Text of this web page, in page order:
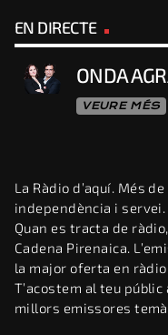
EN DIRECTE
ONDA
VEURE MÉS
La Ràdio d’aquí. Més
independència i servei.
Quan es tracta de
Cadena Pirenaica.
la major oferta en
T’acostem al teu
millors emissores